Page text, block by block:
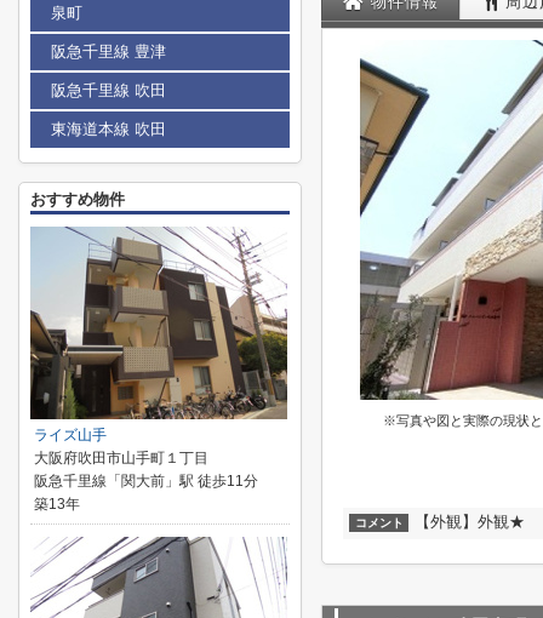
※写真や図と実際の現状
コメント 【外観】外観★
泉町
阪急千里線 豊津
阪急千里線 吹田
東海道本線 吹田
おすすめ物件
ライズ山手
大阪府吹田市山手町１丁目
阪急千里線「関大前」駅 徒歩11分
築13年